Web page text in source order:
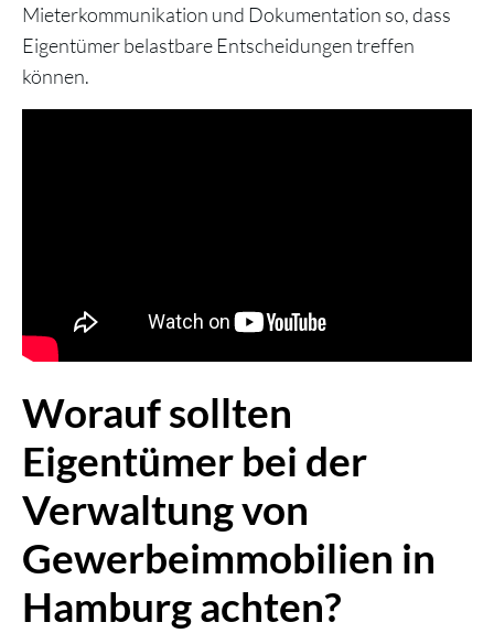
Mieterkommunikation und Dokumentation so, dass
Eigentümer belastbare Entscheidungen treffen
können.
Worauf sollten
Eigentümer bei der
Verwaltung von
Gewerbeimmobilien in
Hamburg achten?